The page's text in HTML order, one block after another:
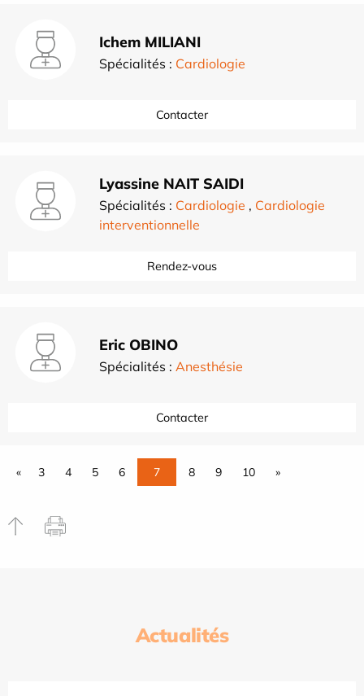
Ichem MILIANI
Spécialités : Cardiologie
Contacter
Lyassine NAIT SAIDI
Spécialités : Cardiologie , Cardiologie
interventionnelle
Rendez-vous
Eric OBINO
Spécialités : Anesthésie
Contacter
« 3 4 5 6 7 8 9 10 »
Actualités